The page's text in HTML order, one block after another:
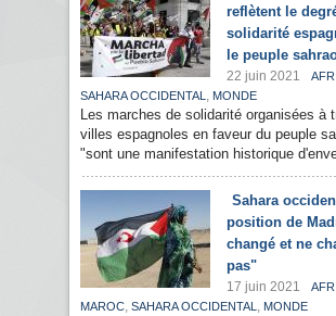
reflètent le
solidarité
le peuple
22 juin 2021
SAHARA OCCIDENTAL , MONDE
Les marches de solidarité organisées à
villes espagnoles en faveur du peuple
"sont une manifestation historique
Sahara
position de
changé et ne
pas"
17 juin 2021
MAROC, SAHARA OCCIDENTAL , MONDE